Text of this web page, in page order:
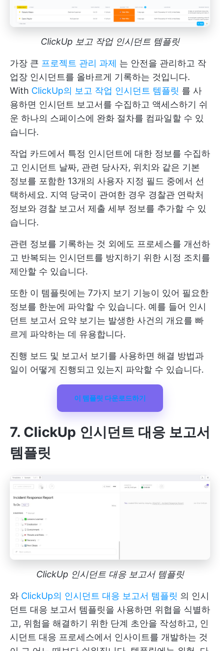
ClickUp 보고 작업 인시던트 템플릿
가장 큰 프로젝트 관리 과제 는 안전을 관리하고 작
업장 인시던트를 올바르게 기록하는 것입니다.
With ClickUp의 보고 작업 인시던트 템플릿 를 사
용하면 인시던트 보고서를 수집하고 액세스하기 쉬
운 하나의 스페이스에 완화 절차를 컴파일할 수 있
습니다.
작업 카드에서 특정 인시던트에 대한 정보를 수집하
고 인시던트 날짜, 관련 당사자, 위치와 같은 기본
정보를 포함한 13개의 사용자 지정 필드 중에서 선
택하세요. 지역 당국이 관여한 경우 경찰관 연락처
정보와 경찰 보고서 제출 세부 정보를 추가할 수 있
습니다.
관련 정보를 기록하는 것 외에도 프로세스를 개선하
고 반복되는 인시던트를 방지하기 위한 시정 조치를
제안할 수 있습니다.
또한 이 템플릿에는 7가지 보기 기능이 있어 필요한
정보를 한눈에 파악할 수 있습니다. 예를 들어 인시
던트 보고서 요약 보기는 발생한 사건의 개요를 빠
르게 파악하는 데 유용합니다.
진행 보드 및 보고서 보기를 사용하면 해결 방법과
일이 어떻게 진행되고 있는지 파악할 수 있습니다.
이 템플릿 다운로드하기
7. ClickUp 인시던트 대응 보고서
템플릿
ClickUp 인시던트 대응 보고서 템플릿
와 ClickUp의 인시던트 대응 보고서 템플릿 의 인시
던트 대응 보고서 템플릿을 사용하면 위협을 식별하
고, 위험을 해결하기 위한 단계 초안을 작성하고, 인
시던트 대응 프로세스에서 인사이트를 개발하는 것